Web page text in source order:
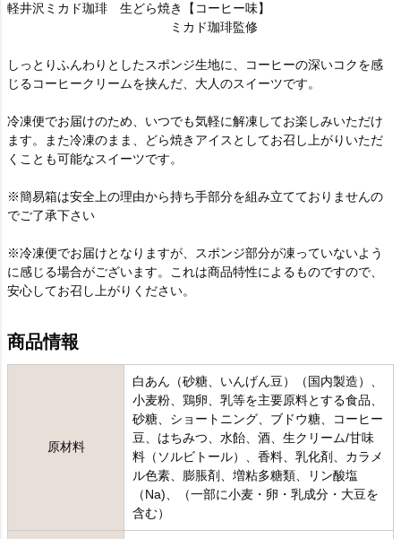
軽井沢ミカド珈琲 生どら焼き【コーヒー味】
ミカド珈琲監修
しっとりふんわりとしたスポンジ生地に、コーヒーの深いコクを感
じるコーヒークリームを挟んだ、大人のスイーツです。
冷凍便でお届けのため、いつでも気軽に解凍してお楽しみいただけ
ます。また冷凍のまま、どら焼きアイスとしてお召し上がりいただ
くことも可能なスイーツです。
※簡易箱は安全上の理由から持ち手部分を組み立てておりませんの
でご了承下さい
※冷凍便でお届けとなりますが、スポンジ部分が凍っていないよう
に感じる場合がございます。これは商品特性によるものですので、
安心してお召し上がりください。
商品情報
原材料
白あん（砂糖、いんげん豆）（国内製造）、
小麦粉、鶏卵、乳等を主要原料とする食品、
砂糖、ショートニング、ブドウ糖、コーヒー
豆、はちみつ、水飴、酒、生クリーム/甘味
料（ソルビトール）、香料、乳化剤、カラメ
ル色素、膨脹剤、増粘多糖類、リン酸塩
（Na)、（一部に小麦・卵・乳成分・大豆を
含む）